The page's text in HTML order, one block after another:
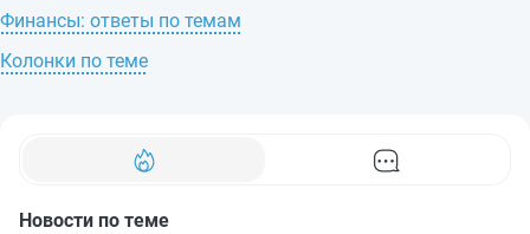
Новости по теме
Финансы: ответы по темам
Колонки по теме